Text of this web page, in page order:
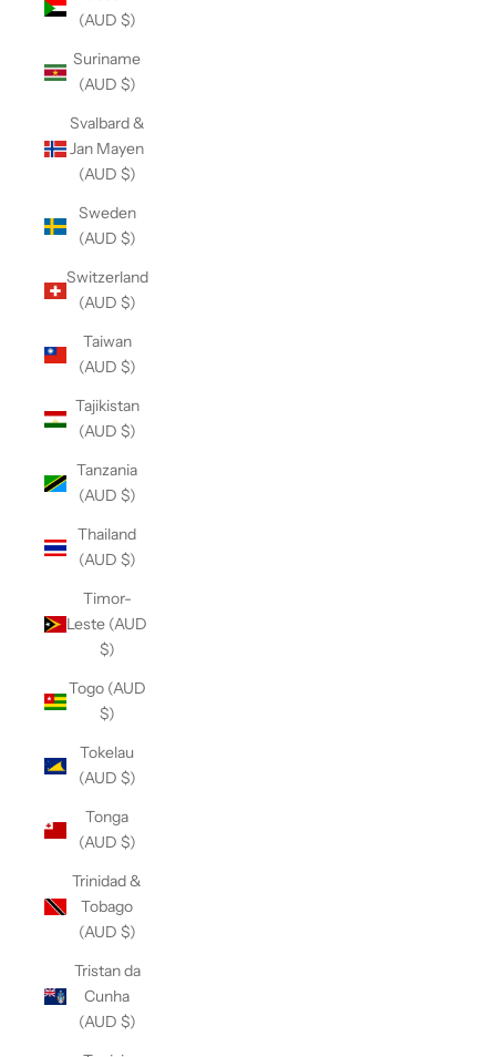
(AUD $)
Suriname
(AUD $)
Svalbard &
Jan Mayen
(AUD $)
Sweden
(AUD $)
Switzerland
(AUD $)
Taiwan
(AUD $)
Tajikistan
(AUD $)
Tanzania
(AUD $)
Thailand
(AUD $)
Timor-
Leste (AUD
$)
Togo (AUD
$)
Tokelau
(AUD $)
Tonga
(AUD $)
Trinidad &
Tobago
(AUD $)
Tristan da
Cunha
(AUD $)